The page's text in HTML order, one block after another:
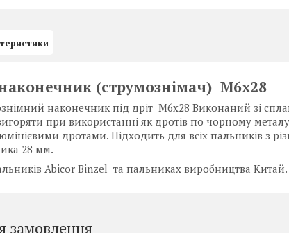
(струмознімач) М6х28
наконечник під дріт М6х28 Виконаний зі
при використанні як дротів по чорному
дротами. Підходить для всіх пальників з
28 мм.
Abicor Binzel та пальниках виробництва Китай.
замовлення